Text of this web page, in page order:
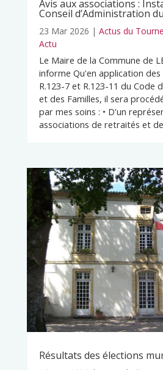
Avis aux associations :
Conseil d’Administration du
23 Mar 2026 | Actus du Tourne
Actu
Le Maire de la Commune de
informe Qu'en application des
R.123-7 et R.123-11 du Code
et des Familles, il sera
par mes soins : • D'un
associations de retraités et
Résultats des élections